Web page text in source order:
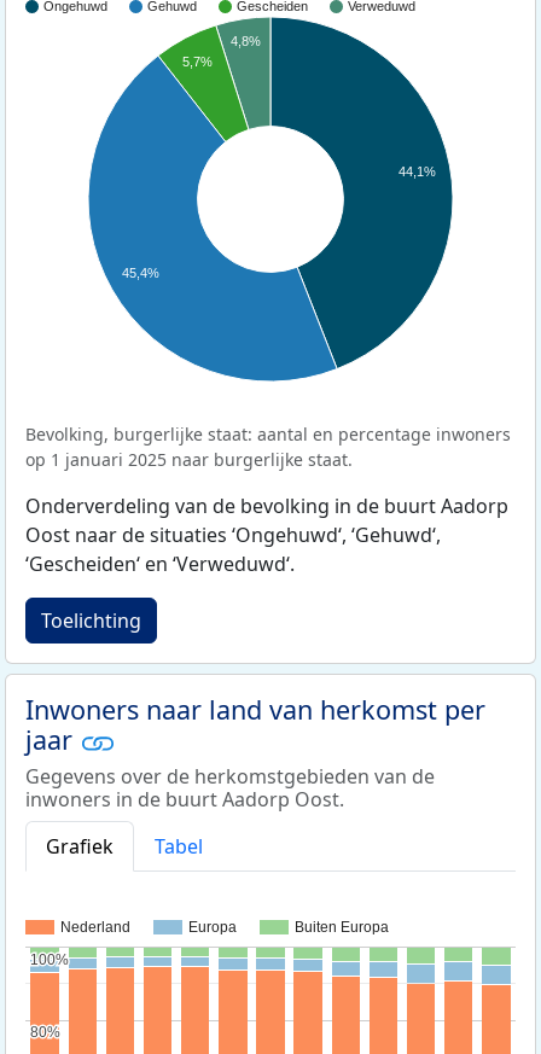
Ongehuwd Gehuwd Gescheiden Verweduwd
44,1%
4,8%
5,7%
45,4%
Bevolking, burgerlijke staat: aantal en percentage inwoners
op 1 januari 2025 naar burgerlijke staat.
Onderverdeling van de bevolking in de buurt Aadorp
Oost naar de situaties ‘Ongehuwd‘, ‘Gehuwd‘,
‘Gescheiden‘ en ‘Verweduwd‘.
Toelichting
Inwoners naar land van herkomst per
jaar
Gegevens over de herkomstgebieden van de
inwoners in de buurt Aadorp Oost.
Grafiek
Tabel
Nederland Europa Buiten Europa
80%
80%
100%
100%